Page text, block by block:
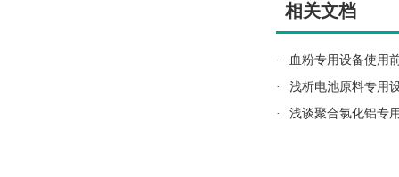
相关文档
·
血粉专用设备使用
·
浅析电池原料专用
·
浅谈聚合氯化铝专